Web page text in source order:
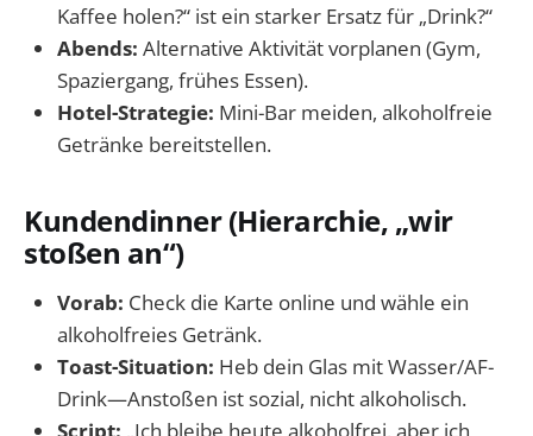
Kaffee holen?“ ist ein starker Ersatz für „Drink?“
Abends: Alternative Aktivität vorplanen (Gym,
Spaziergang, frühes Essen).
Hotel-Strategie: Mini-Bar meiden, alkoholfreie
Getränke bereitstellen.
Kundendinner (Hierarchie, „wir
stoßen an“)
Vorab: Check die Karte online und wähle ein
alkoholfreies Getränk.
Toast-Situation: Heb dein Glas mit Wasser/AF-
Drink—Anstoßen ist sozial, nicht alkoholisch.